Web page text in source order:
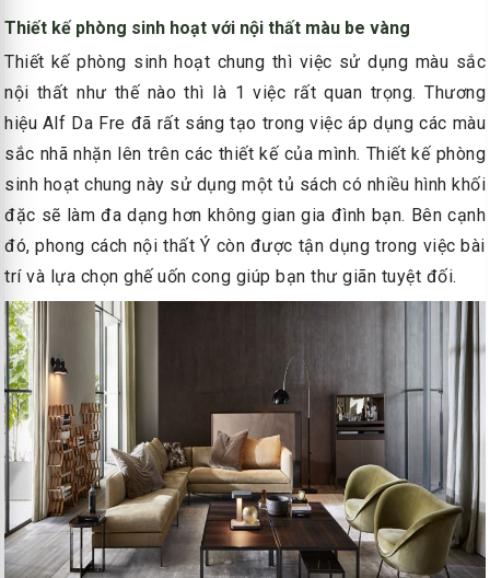
Thiết kế phòng sinh hoạt với nội thất màu be vàng
Thiết kế phòng sinh hoạt chung thì việc sử dụng màu sắc
nội thất như thế nào thì là 1 việc rất quan trọng. Thương
hiệu Alf Da Fre đã rất sáng tạo trong việc áp dụng các màu
sắc nhã nhặn lên trên các thiết kế của mình. Thiết kế phòng
sinh hoạt chung này sử dụng một tủ sách có nhiều hình khối
đặc sẽ làm đa dạng hơn không gian gia đình bạn. Bên cạnh
đó, phong cách nội thất Ý còn được tận dụng trong việc bài
trí và lựa chọn ghế uốn cong giúp bạn thư giãn tuyệt đối.